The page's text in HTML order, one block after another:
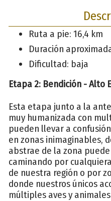
Ruta a pie: 16,4 km
Duración
Dificultad: baja
Etapa 2: Bendición - Alto
Esta etapa junto a la
muy humanizada con
pueden llevar a
en zonas inimaginables,
abstrae de la zona
caminando por
de nuestra región o por
donde nuestros únicos
múltiples aves y